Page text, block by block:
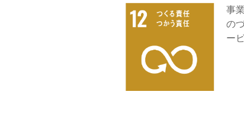
事
の
ー